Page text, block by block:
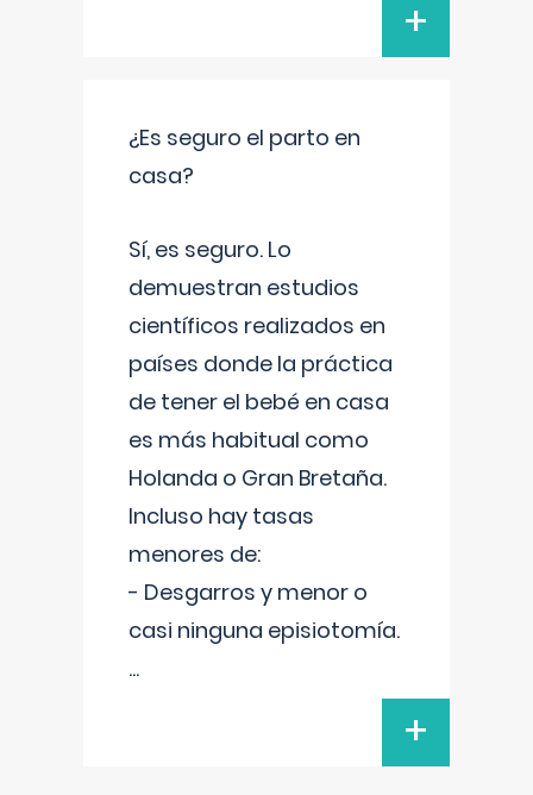
+
¿Es seguro el parto en
casa?
Sí, es seguro. Lo
demuestran estudios
científicos realizados en
países donde la práctica
de tener el bebé en casa
es más habitual como
Holanda o Gran Bretaña.
Incluso hay tasas
menores de:
- Desgarros y menor o
casi ninguna episiotomía.
...
+